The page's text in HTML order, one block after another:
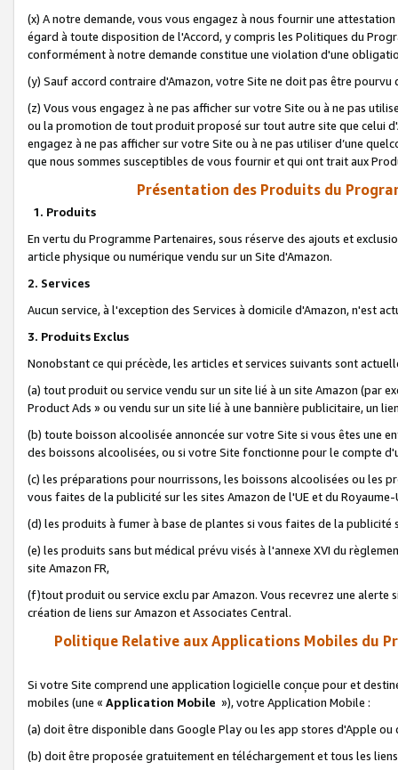
(x) A notre demande, vous vous engagez à nous fournir une
égard à toute disposition de l'Accord, y compris les Politiques du
conformément à notre demande constitue une violation d'une
(y) Sauf accord contraire d'Amazon, votre Site ne doit pas être
(z) Vous vous engagez à ne pas afficher sur votre Site ou à ne pas
ou la promotion de tout produit proposé sur tout autre site que celui
engagez à ne pas afficher sur votre Site ou à ne pas utiliser d’une
que nous sommes susceptibles de vous fournir et qui ont trait aux
Présentation des Produits du
1. Produits
En vertu du Programme Partenaires, sous réserve des ajouts et
article physique ou numérique vendu sur un Site d'Amazon.
2. Services
Aucun service, à l'exception des Services à domicile d'Amazon, n'est
3. Produits Exclus
Nonobstant ce qui précède, les articles et services suivants sont
(a) tout produit ou service vendu sur un site lié à un site Amazon (par
Product Ads » ou vendu sur un site lié à une bannière publicitaire, un
(b) toute boisson alcoolisée annoncée sur votre Site si vous êtes une
des boissons alcoolisées, ou si votre Site fonctionne pour le compte
(c) les préparations pour nourrissons, les boissons alcoolisées ou les
vous faites de la publicité sur les sites Amazon de l'UE et du Royaume-
(d) les produits à fumer à base de plantes si vous faites de la publicité
(e) les produits sans but médical prévu visés à l'annexe XVI du
site Amazon FR,
(f)tout produit ou service exclu par Amazon. Vous recevrez une alerte
création de liens sur Amazon et Associates Central.
Politique Relative aux Applications Mobiles du
Si votre Site comprend une application logicielle conçue pour et
mobiles (une « Application Mobile »), votre Application Mobile :
(a) doit être disponible dans Google Play ou les app stores d'Apple ou
(b) doit être proposée gratuitement en téléchargement et tous les